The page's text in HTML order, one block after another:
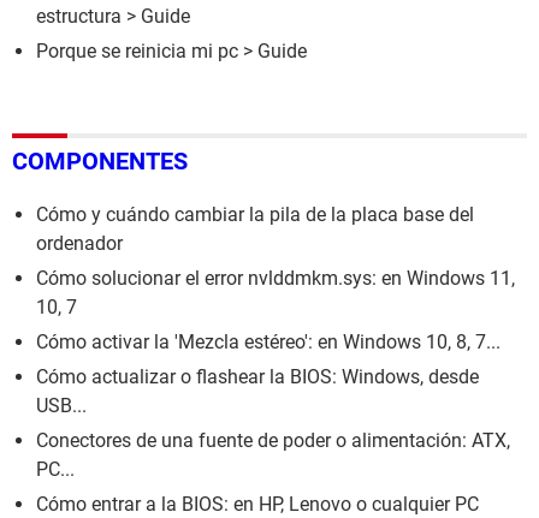
estructura > Guide
Porque se reinicia mi pc > Guide
COMPONENTES
Cómo y cuándo cambiar la pila de la placa base del
ordenador
Cómo solucionar el error nvlddmkm.sys: en Windows 11,
10, 7
Cómo activar la 'Mezcla estéreo': en Windows 10, 8, 7...
Cómo actualizar o flashear la BIOS: Windows, desde
USB...
Conectores de una fuente de poder o alimentación: ATX,
PC...
Cómo entrar a la BIOS: en HP, Lenovo o cualquier PC